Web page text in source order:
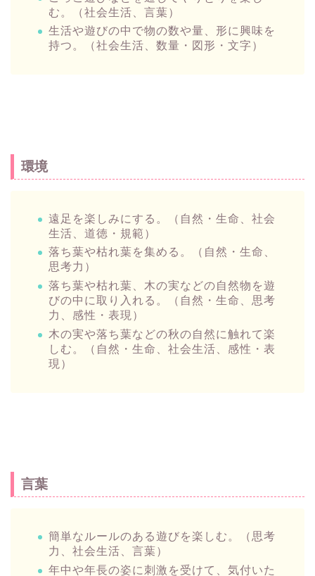
む。（社会生活、言葉）
生活や遊びの中で物の数や量、形に興味を
持つ。（社会生活、数量・図形・文字）
環境
遠足を楽しみにする。（自然・生命、社会
生活、道徳・規範）
落ち葉や枯れ葉を集める。（自然・生命、
思考力）
落ち葉や枯れ葉、木の実などの自然物を遊
びの中に取り入れる。（自然・生命、思考
力、感性・表現）
木の実や落ち葉などの秋の自然に触れて楽
しむ。（自然・生命、社会生活、感性・表
現）
言葉
簡単なルールのある遊びを楽しむ。（思考
力、社会生活、言葉）
年中や年長の姿に刺激を受けて、気付いた